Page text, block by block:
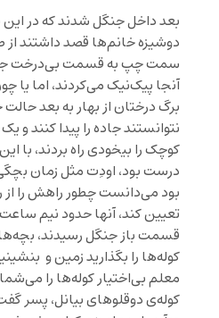
بعد داخل جنگل شدند که در این
دوشیزه خانم‌ها قصد داشتند
سمت چپ به قسمت بی‌درخت
آنجا پیک‌نیک می‌کردند، اما یا
برگ درختان از بهار به بعد
نتوانستند جاده را پیدا کنند
کوچک را بیخودی راه بردند، با
درست بود، اودِت مثل زمان
بود می‌دانست چطور راهش را
تعیین کند، آنها حدود نیم
قسمت باز جنگل رسیدند،
کوله‌ها را بگذارید زمین و
معلم بی‌اختیار کوله‌ها را
کوله‌ی دوقلوهای بیانل، پسر